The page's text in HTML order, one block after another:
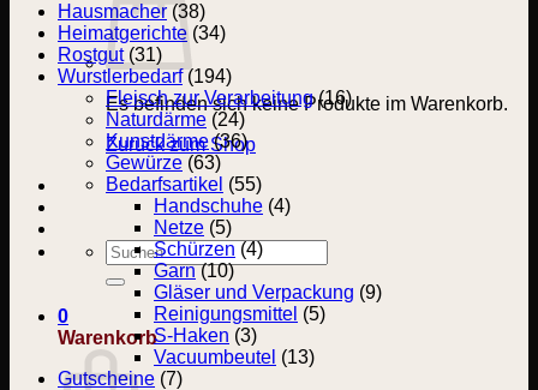
Es befinden sich keine Produkte im Warenkorb.
Zurück zum Shop
Suchen
nach:
0
Warenkorb
Hausmacher (38)
Heimatgerichte (34)
Rostgut (31)
Wurstlerbedarf (194)
Fleisch zur Verarbeitung (16)
Naturdärme (24)
Kunstdärme (36)
Gewürze (63)
Bedarfsartikel (55)
Handschuhe (4)
Netze (5)
Schürzen (4)
Garn (10)
Gläser und Verpackung (9)
Reinigungsmittel (5)
S-Haken (3)
Vacuumbeutel (13)
Gutscheine (7)